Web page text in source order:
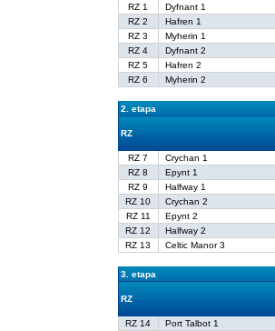
RZ 1
Dyfnant 1
RZ 2
Hafren 1
RZ 3
Myherin 1
RZ 4
Dyfnant 2
RZ 5
Hafren 2
RZ 6
Myherin 2
2. etapa
RZ
RZ 7
Crychan 1
RZ 8
Epynt 1
RZ 9
Halfway 1
RZ 10
Crychan 2
RZ 11
Epynt 2
RZ 12
Halfway 2
RZ 13
Celtic Manor 3
3. etapa
RZ
RZ 14
Port Talbot 1